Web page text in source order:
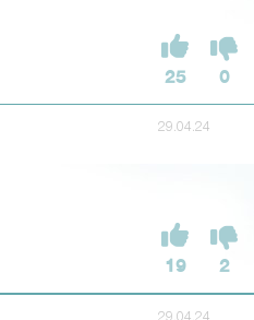
25 0
29.04.24
19 2